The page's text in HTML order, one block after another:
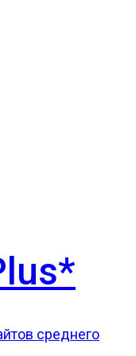
среднего